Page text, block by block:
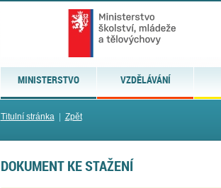
MINISTERSTVO VZDĚLÁVÁNÍ
Titulní stránka| Zpět
DOKUMENT KE STAŽENÍ